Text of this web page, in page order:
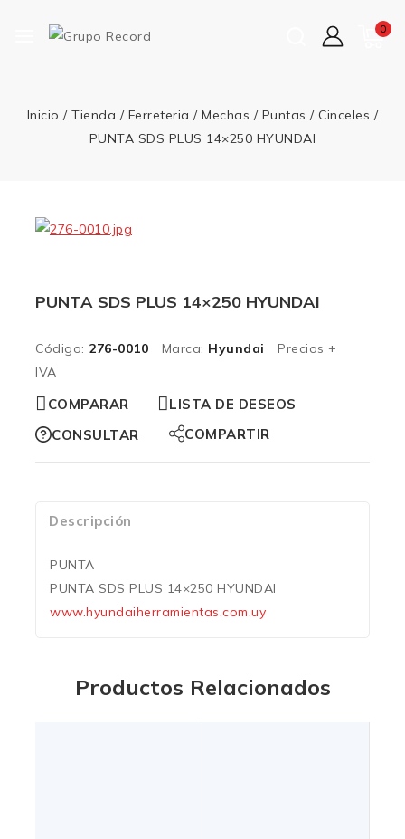
0
Inicio / Tienda / Ferreteria / Mechas / Puntas / Cinceles /
PUNTA SDS PLUS 14×250 HYUNDAI
PUNTA SDS PLUS 14×250 HYUNDAI
Código: 276-0010 Marca: Hyundai Precios +
IVA
COMPARAR
LISTA DE DESEOS
CONSULTAR
COMPARTIR
Descripción
PUNTA
PUNTA SDS PLUS 14×250 HYUNDAI
www.hyundaiherramientas.com.uy
Productos Relacionados